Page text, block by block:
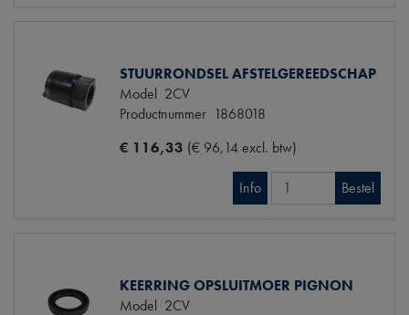
STUURRONDSEL AFSTELGEREEDSCHAP
Model 2CV
Productnummer 1868018
€ 116,33 (€ 96,14 excl. btw)
Info Bestel
KEERRING OPSLUITMOER PIGNON
Model 2CV